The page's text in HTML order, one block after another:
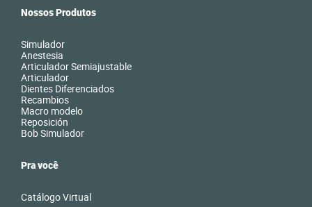
Nossos Produtos
Simulador
Anestesia
Articulador Semiajustable
Articulador
Dientes Diferenciados
Recambios
Macro modelo
Reposición
Bob Simulador
Pra você
Catálogo Virtual